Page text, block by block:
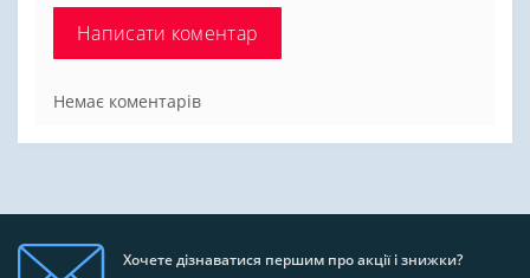
Написати коментар
Немає коментарів
Хочете дізнаватися першим про акції і знижки?